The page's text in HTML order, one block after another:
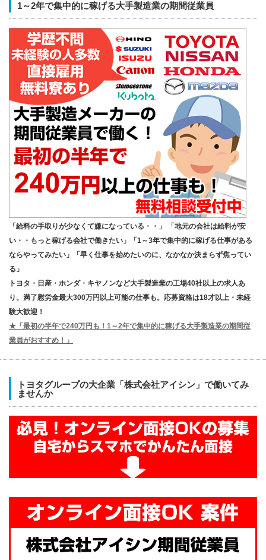
1～2年で集中的に稼げる大手製造業の期間従業員
「給料の手取りが少なくて嫌になっている・・」 「地元の会社は給料が安
い・・もっと稼げる会社で働きたい」「1～3年で集中的に稼げる仕事がある
ならやってみたい」「早く仕事を始めたいのに、なかなか決まらず焦ってい
る」
トヨタ・日産・ホンダ・キヤノンなど大手製造業の工場40社以上の求人あ
り。満了慰労金最大300万円以上可能の仕事も。応募資格は18才以上・未経
験大歓迎！
★「最初の半年で240万円も！1～2年で集中的に稼げる大手製造業の期間従
業員がおすすめ！」
トヨタグループの大企業「株式会社アイシン」で働いてみ
ませんか